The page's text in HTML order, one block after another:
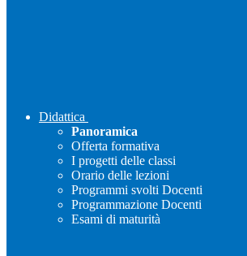
Didattica
Panoramica
Offerta formativa
I progetti delle classi
Orario delle lezioni
Programmi svolti Docenti
Programmazione Docenti
Esami di maturità